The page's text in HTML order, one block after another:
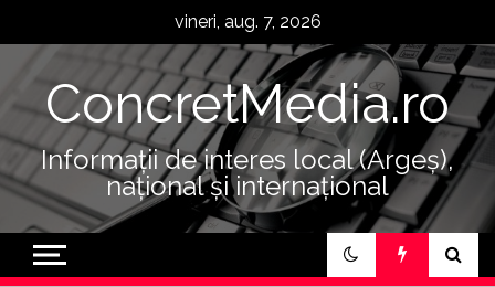
vineri, aug. 7, 2026
ConcretMedia.ro
Informații de interes local (Argeș),
național și internațional